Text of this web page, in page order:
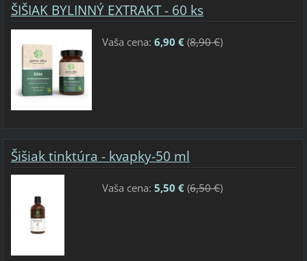
ŠIŠIAK BYLINNÝ EXTRAKT - 60 ks
Vaša cena: 6,90 €(8,90 €)
Šišiak tinktúra - kvapky-50 ml
Vaša cena: 5,50 €(6,50 €)